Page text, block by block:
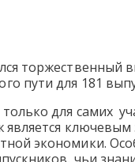
торжественный
пути для 181
для самих
является
экономики.